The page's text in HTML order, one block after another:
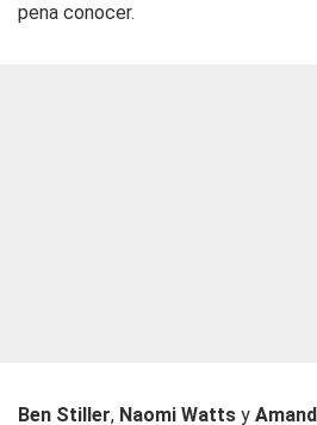
pena conocer.
Ben Stiller, Naomi Watts y